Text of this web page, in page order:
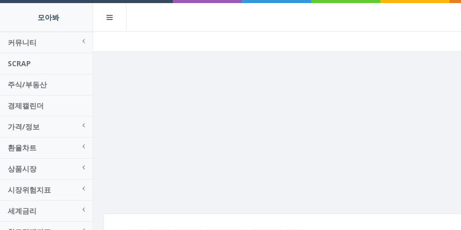
모아봐
커뮤니티
SCRAP
주식/부동산
경제캘린더
가격/정보
환율차트
상품시장
시장위험지표
세계금리